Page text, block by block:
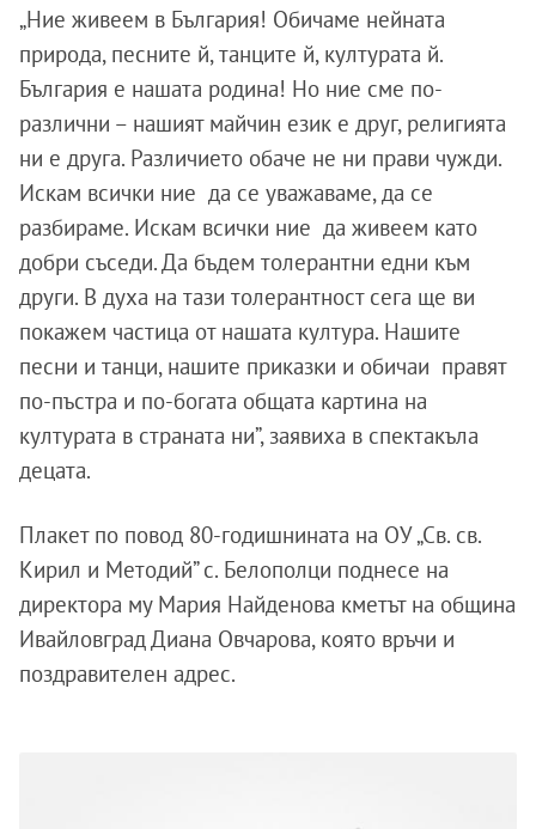
„Ние живеем в България! Обичаме нейната
природа, песните й, танците й, културата й.
България е нашата родина! Но ние сме по-
различни – нашият майчин език е друг, религията
ни е друга. Различието обаче не ни прави чужди.
Искам всички ние да се уважаваме, да се
разбираме. Искам всички ние да живеем като
добри съседи. Да бъдем толерантни едни към
други. В духа на тази толерантност сега ще ви
покажем частица от нашата култура. Нашите
песни и танци, нашите приказки и обичаи правят
по-пъстра и по-богата общата картина на
културата в страната ни”, заявиха в спектакъла
децата.
Плакет по повод 80-годишнината на ОУ „Св. св.
Кирил и Методий” с. Белополци поднесе на
директора му Мария Найденова кметът на община
Ивайловград Диана Овчарова, която връчи и
поздравителен адрес.